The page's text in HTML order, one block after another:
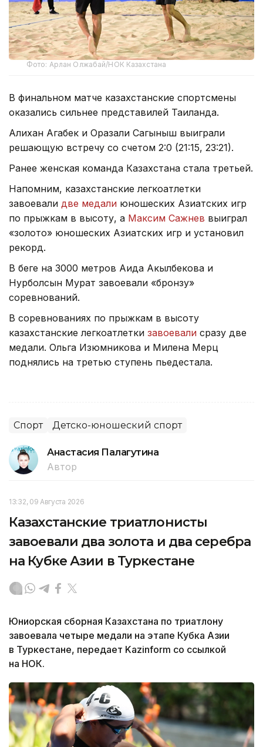
Фото: Арлан Олжабай/НОК Казахстана
В финальном матче казахстанские спортсмены
оказались сильнее представилей Таиланда.
Алихан Агабек и Оразали Сагыныш выиграли
решающую встречу со счетом 2:0 (21:15, 23:21).
Ранее женская команда Казахстана стала третьей.
Напомним, казахстанские легкоатлетки
завоевали две медали юношеских Азиатских игр
по прыжкам в высоту, а Максим Сажнев выиграл
«золото» юношеских Азиатских игр и установил
рекорд.
В беге на 3000 метров Аида Акылбекова и
Нурболсын Мурат завоевали «бронзу»
соревнований.
В соревнованиях по прыжкам в высоту
казахстанские легкоатлетки завоевали сразу две
медали. Ольга Изюмникова и Милена Мерц
поднялись на третью ступень пьедестала.
Спорт Детско-юношеский спорт
Анастасия Палагутина
Автор
13:32, 09 Августа 2026
Казахстанские триатлонисты
завоевали два золота и два серебра
на Кубке Азии в Туркестане
Юниорская сборная Казахстана по триатлону
завоевала четыре медали на этапе Кубка Азии
в Туркестане, передает Kazinform со ссылкой
на НОК.